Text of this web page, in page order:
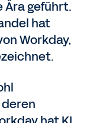
Ära geführt.
hat
Workday,